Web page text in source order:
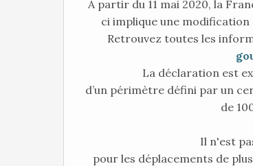
À partir du 11 mai 2020, la
ci implique une
Retrouvez toutes les
La déclaration est
d’un périmètre défini par un
de
Il n'est
pour les déplacements de